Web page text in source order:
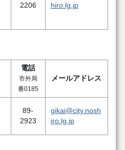
2206
hiro.lg.jp
電話
市外局
番0185
メールアドレス
89-
2923
gikai@city.nosh
iro.lg.jp